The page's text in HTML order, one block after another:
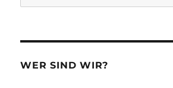
nach:
WER SIND WIR?